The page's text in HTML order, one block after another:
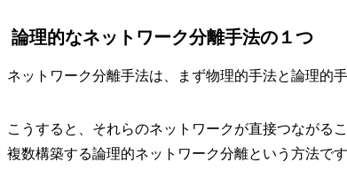
論理的なネットワーク分離手法の１つ
ネットワーク分離手法は、まず物理的手法と論理的
こうすると、それらのネットワークが直接つながる
複数構築する論理的ネットワーク分離という方法で